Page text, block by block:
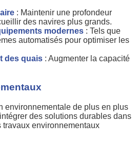
: Maintenir une profondeur
des navires plus grands.
modernes : Tels que
automatisés pour optimiser les
des quais : Augmenter la capacité
environnementale de plus en plus
des solutions durables dans
travaux environnementaux